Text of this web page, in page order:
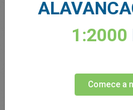
Classificação
1:2000
Comece a